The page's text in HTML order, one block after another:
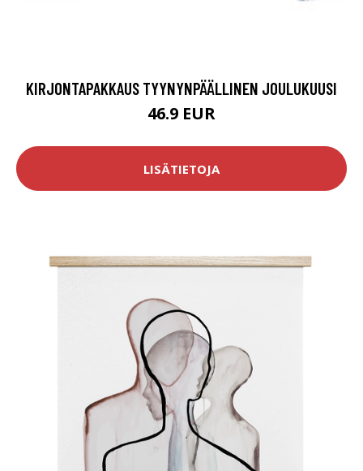
KIRJONTAPAKKAUS TYYNYNPÄÄLLINEN JOULUKUUSI
46.9 EUR
LISÄTIETOJA